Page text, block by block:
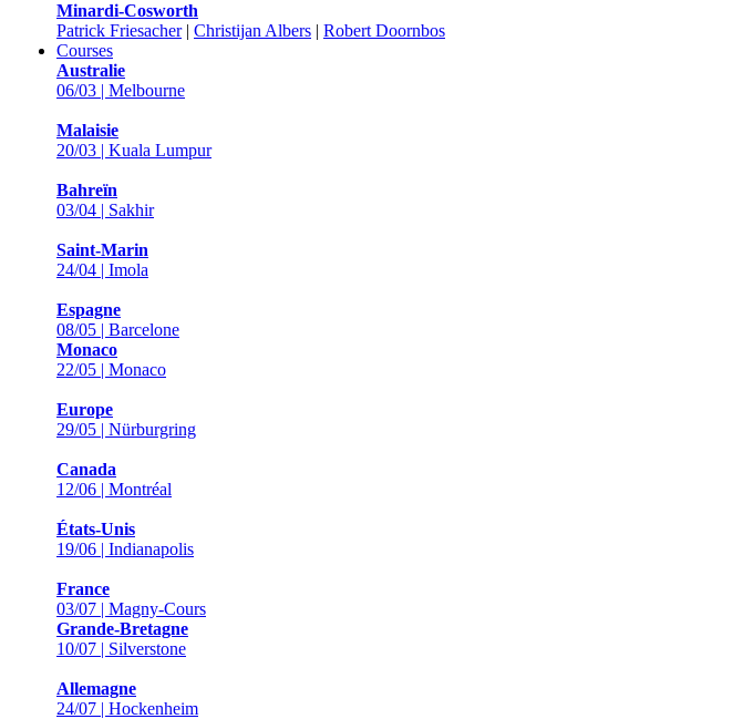
Minardi-Cosworth
Patrick Friesacher| Christijan Albers | Robert Doornbos
Courses
Australie
06/03 | Melbourne
Malaisie
20/03 | Kuala Lumpur
Bahreïn
03/04 | Sakhir
Saint-Marin
24/04 | Imola
Espagne
08/05 | Barcelone
Monaco
22/05 | Monaco
Europe
29/05 | Nürburgring
Canada
12/06 | Montréal
États-Unis
19/06 | Indianapolis
France
03/07 | Magny-Cours
Grande-Bretagne
10/07 | Silverstone
Allemagne
24/07 | Hockenheim